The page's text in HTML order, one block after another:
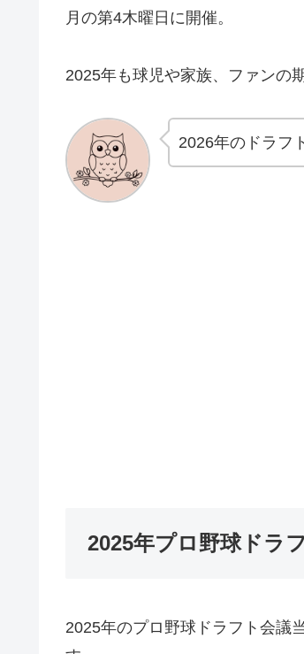
月の第4木曜日に開催。
2025年も球児や家族、ファンの
2026年のドラフ
2025年プロ野球ドラ
2025年のプロ野球ドラフト会議